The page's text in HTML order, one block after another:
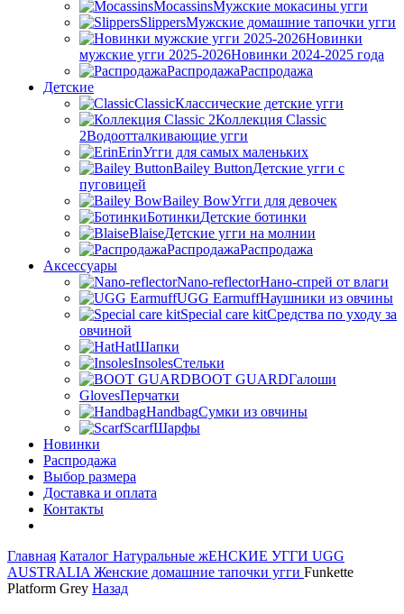
MocassinsМужские мокасины угги
SlippersМужские домашние тапочки угги
Новинки
мужские угги 2025-2026Новинки 2024-2025 года
РаспродажаРаспродажа
Детские
ClassicКлассические детские угги
Коллекция Classic
2Водоотталкивающие угги
ErinУгги для самых маленьких
Bailey ButtonДетские угги с
пуговицей
Bailey BowУгги для девочек
БотинкиДетские ботинки
BlaiseДетские угги на молнии
РаспродажаРаспродажа
Аксессуары
Nano-reflectorНано-спрей от влаги
UGG EarmuffНаушники из овчины
Special care kitСредства по уходу за
овчиной
HatШапки
InsolesСтельки
BOOT GUARDГалоши
GlovesПерчатки
HandbagСумки из овчины
ScarfШарфы
Новинки
Распродажа
Выбор размера
Доставка и оплата
Контакты
Главная Каталог Натуральные жЕНСКИЕ УГГИ UGG
AUSTRALIA Женские домашние тапочки угги Funkette
Platform Grey Назад